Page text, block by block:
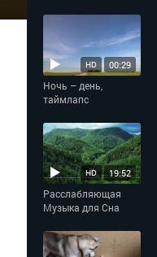
00:29
HD
Ночь – день,
таймлапс
19:52
HD
Расслабляющая
Музыка для Сна